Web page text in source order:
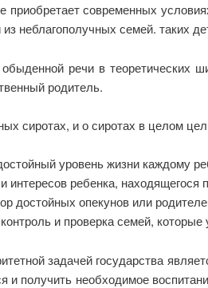
приобретает современных
неблагополучных семей. таких
речи в теоретических
родитель.
сиротах, и о сиротах в целом
уровень жизни каждому
интересов ребенка, находящегося
достойных опекунов или
и проверка семей,
задачей государства
и получить необходимое